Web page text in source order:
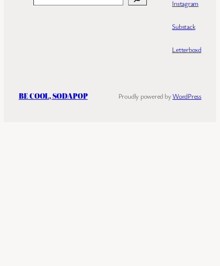
Instagram
Substack
Letterboxd
BE COOL, SODAPOP Proudly powered byWordPress